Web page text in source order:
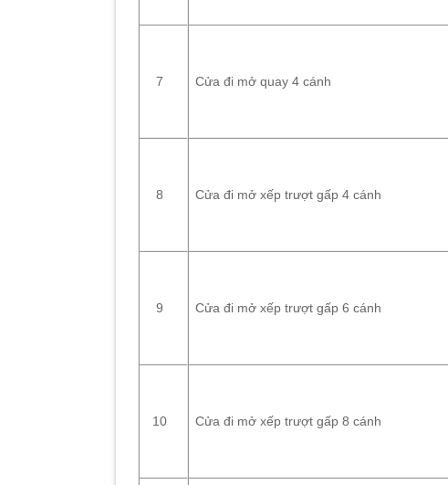
7 Cửa đi mở quay 4 cánh
8 Cửa đi mở xếp trượt gấp 4 cánh
9 Cửa đi mở xếp trượt gấp 6 cánh
10 Cửa đi mở xếp trượt gấp 8 cánh